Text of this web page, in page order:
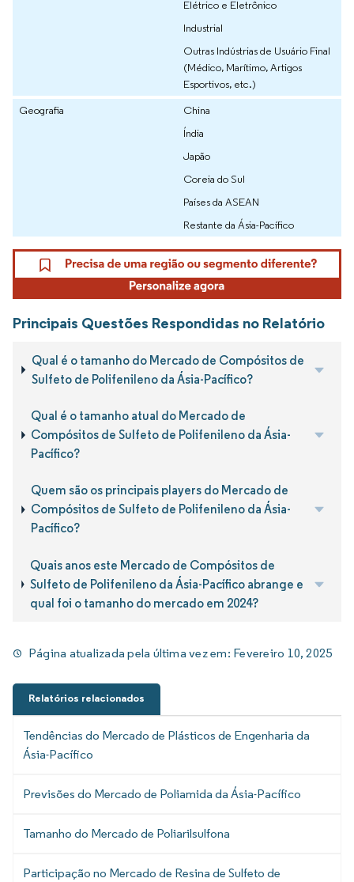
Elétrico e Eletrônico
Industrial
Outras Indústrias de Usuário Final
(Médico, Marítimo, Artigos
Esportivos, etc.)
Geografia
China
Índia
Japão
Coreia do Sul
Países da ASEAN
Restante da Ásia-Pacífico
Principais Questões Respondidas no Relatório
Qual é o tamanho do Mercado de Compósitos de
Sulfeto de Polifenileno da Ásia-Pacífico?
Qual é o tamanho atual do Mercado de
Compósitos de Sulfeto de Polifenileno da Ásia-
Pacífico?
Quem são os principais players do Mercado de
Compósitos de Sulfeto de Polifenileno da Ásia-
Pacífico?
Quais anos este Mercado de Compósitos de
Sulfeto de Polifenileno da Ásia-Pacífico abrange e
qual foi o tamanho do mercado em 2024?
Página atualizada pela última vez em: Fevereiro 10, 2025
Relatórios relacionados
Tendências do Mercado de Plásticos de Engenharia da
Ásia-Pacífico
Previsões do Mercado de Poliamida da Ásia-Pacífico
Tamanho do Mercado de Poliarilsulfona
Participação no Mercado de Resina de Sulfeto de